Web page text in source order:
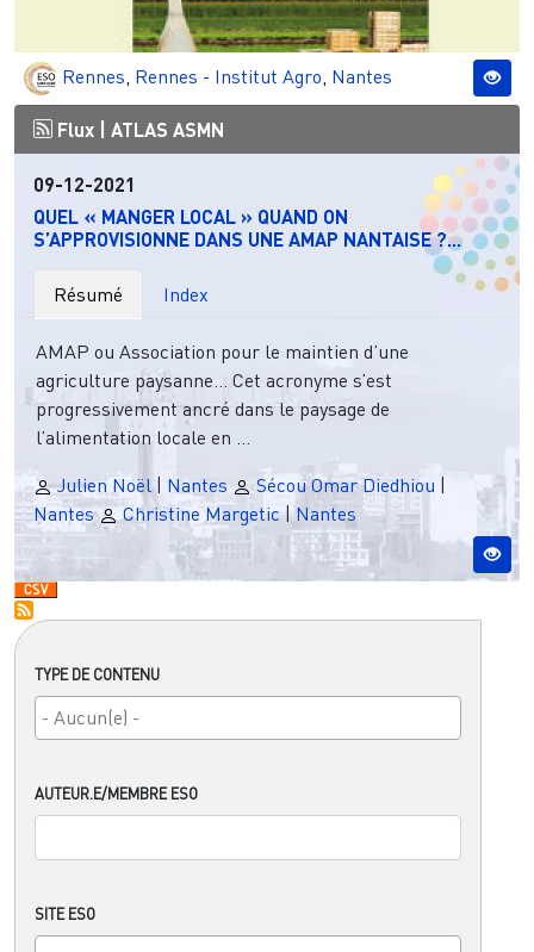
TYPE DE CONTENU
AUTEUR.E/MEMBRE ESO
SITE ESO
Rennes Rennes - Institut Agro Nantes
Flux | ATLAS ASMN
09-12-2021
QUEL « MANGER LOCAL » QUAND ON
S’APPROVISIONNE DANS UNE AMAP NANTAISE ?...
Résumé Index
AMAP ou Association pour le maintien d’une
agriculture paysanne… Cet acronyme s’est
progressivement ancré dans le paysage de
l’alimentation locale en ...
Julien Noël | Nantes Sécou Omar Diedhiou |
Nantes
Christine Margetic|Nantes